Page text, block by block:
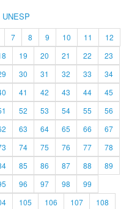
7 8 9 10 11
12
19 20 21 22
23
30 31 32 33
34
41 42 43 44
45
52 53 54 55
56
63 64 65 66
67
74 75 76 77
78
85 86 87 88
89
96 97 98
99
105 106 107
108